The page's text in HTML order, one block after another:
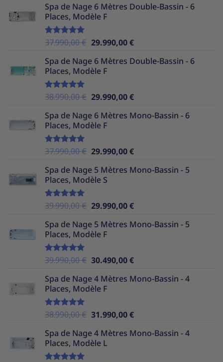
initial
était :
actuel
Spa de Nage 6 Mètres Double-Bassin - 6
Places, Modèle F
Note5.00
37.990,00€ Le
initial
était :
29.990,00€Le
actuel
Spa de Nage 6 Mètres Double-Bassin - 6
Places, Modèle F
Note5.00
38.990,00€ Le
initial
était :
29.990,00€Le
actuel
Spa de Nage 6 Mètres Mono-Bassin - 6
Places, Modèle F
Note5.00
37.990,00€ Le
initial
était :
29.990,00€Le
actuel
Spa de Nage 5 Mètres Mono-Bassin - 5
Places, Modèle S
Note5.00
39.990,00€ Le
initial
était :
29.990,00€Le
actuel
Spa de Nage 5 Mètres Mono-Bassin - 5
Places, Modèle F
Note5.00
39.990,00€ Le
initial
était :
30.490,00€Le
actuel
Spa de Nage 4 Mètres Mono-Bassin - 4
Places, Modèle F
Note5.00
38.990,00€ Le
initial
était :
31.990,00€Le
actuel
Spa de Nage 4 Mètres Mono-Bassin - 4
Places, Modèle L